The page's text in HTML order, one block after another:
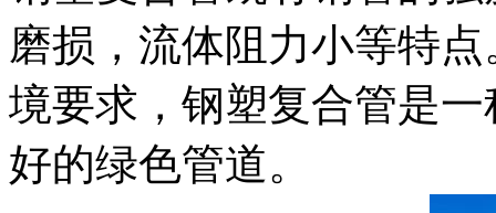
磨损，流体阻力小等特
境要求，钢塑复合管是
好的绿色管道。